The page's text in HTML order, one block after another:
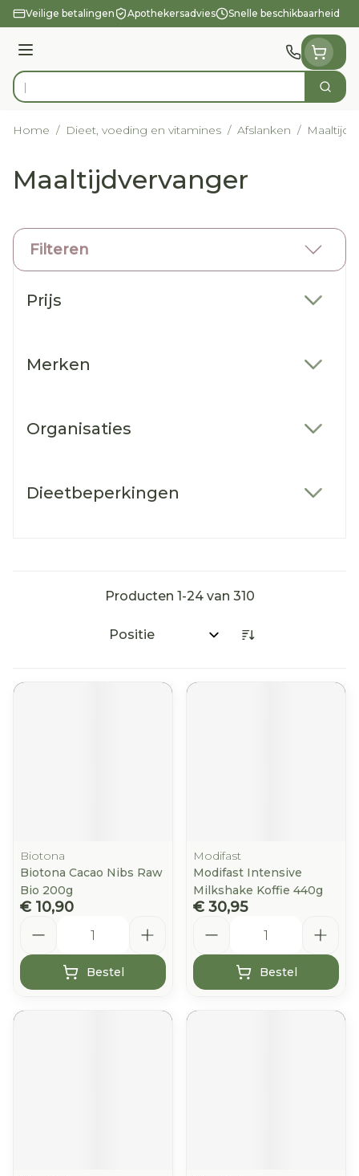
Ga naar de inhoud
Veilige betalingen Apothekersadvies Snelle beschikbaarheid
Menu
Product, merk, categorie... Zoek
Home / Dieet, voeding en vitamines / Afslanken /
Maaltijdvervanger
Filteren
Prijs
Merken
Organisaties
Dieetbeperkingen
Producten 1-24van 310
Sorteer op:
Biotona
Biotona Cacao Nibs Raw
Bio 200g
€ 10,90
Bestel
Modifast
Modifast Intensive
Milkshake Koffie 440g
€ 30,95
Bestel